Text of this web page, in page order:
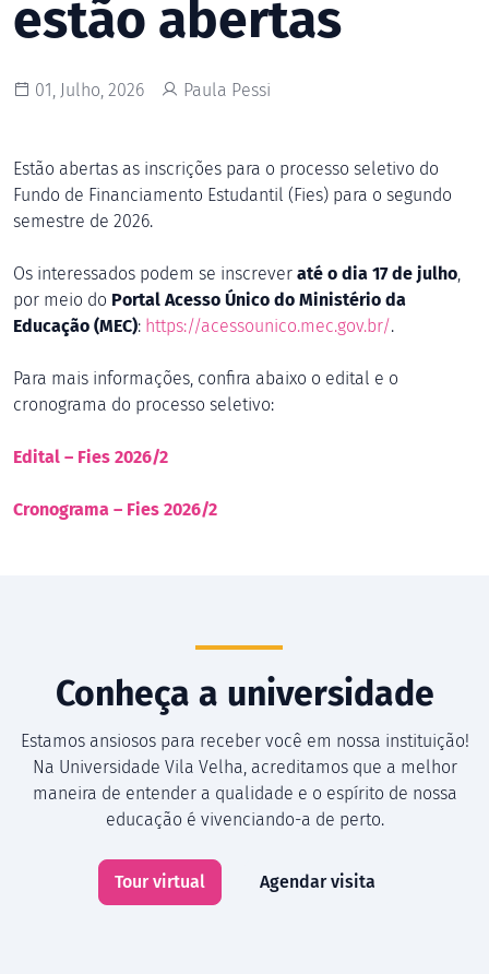
estão abertas
01, Julho, 2026 Paula Pessi
Estão abertas as inscrições para o processo seletivo do
Fundo de Financiamento Estudantil (Fies) para o segundo
semestre de 2026.
Os interessados podem se inscrever até o dia 17 de julho
por meio do Portal Acesso Único do Ministério da
Educação (MEC): https://acessounico.mec.gov.br/.
Para mais informações, confira abaixo o edital e o
cronograma do processo seletivo:
Edital – Fies 2026/2
Cronograma – Fies 2026/2
Conheça a universidade
Estamos ansiosos para receber você em nossa instituição!
Na Universidade Vila Velha, acreditamos que a melhor
maneira de entender a qualidade e o espírito de nossa
educação é vivenciando-a de perto.
Tour virtual Agendar visita